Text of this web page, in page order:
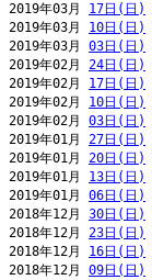
2019年03月 17日(日)
2019年03月 10日(日)
2019年03月 03日(日)
2019年02月 24日(日)
2019年02月 17日(日)
2019年02月 10日(日)
2019年02月 03日(日)
2019年01月 27日(日)
2019年01月 20日(日)
2019年01月 13日(日)
2019年01月 06日(日)
2018年12月 30日(日)
2018年12月 23日(日)
2018年12月 16日(日)
2018年12月 09日(日)